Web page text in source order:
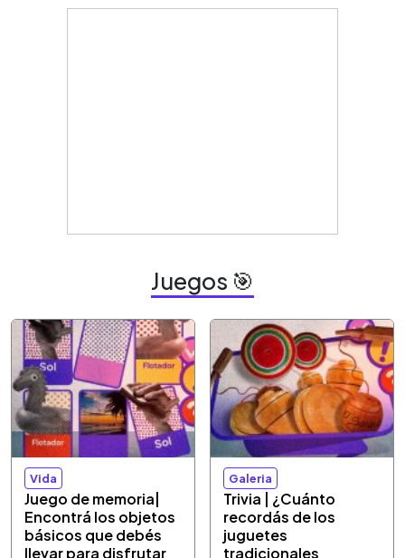
Juegos 🎯
Vida
Juego de memoria|
Encontrá los objetos
básicos que debés
llevar para disfrutar
Galeria
Trivia | ¿Cuánto
recordás de los
juguetes
tradicionales